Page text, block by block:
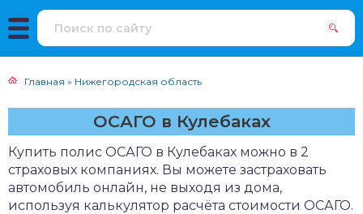
Главная » Нижегородская область
ОСАГО в Кулебаках
Купить полис ОСАГО в Кулебаках можно в 2
страховых компаниях. Вы можете застраховать
автомобиль онлайн, не выходя из дома,
используя калькулятор расчёта стоимости ОСАГО.